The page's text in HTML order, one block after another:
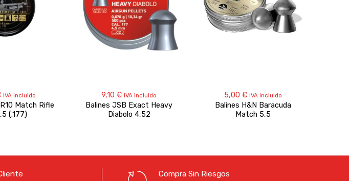
IVA incluido
Match Rifle
(.177)
9,10 € IVA incluido
Balines JSB Exact Heavy
Diabolo 4,52
5,00 € IVA incluido
Balines H&N Baracuda
Match 5,5
Compra Sin Riesgos